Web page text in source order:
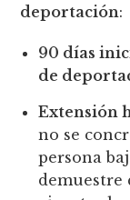
deportación:
90 días
de
Extensión
no se
persona